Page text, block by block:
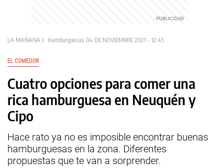
LA MAÑANA Hamburguesas 04 DE NOVIEMBRE 2021 - 12:45
EL COMEDOR
Cuatro opciones para comer una
rica hamburguesa en Neuquén y
Cipo
Hace rato ya no es imposible encontrar buenas
hamburguesas en la zona. Diferentes
propuestas que te van a sorprender.